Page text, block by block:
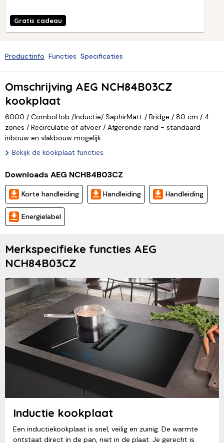
Gratis cadeau
Productinfo Functies Specificaties
Omschrijving AEG NCH84B03CZ
kookplaat
6000 / ComboHob /Inductie/ SaphirMatt / Bridge / 80 cm / 4
zones / Recirculatie of afvoer / Afgeronde rand - standaard
inbouw en vlakbouw mogelijk
Bekijk de kookplaat functies
Downloads AEG NCH84B03CZ
Korte handleiding Handleiding Handleiding
Energielabel
Merkspecifieke functies AEG
NCH84B03CZ
Inductie kookplaat
Een inductiekookplaat is snel, veilig en zuinig. De warmte
ontstaat direct in de pan, niet in de plaat. Je gerecht is